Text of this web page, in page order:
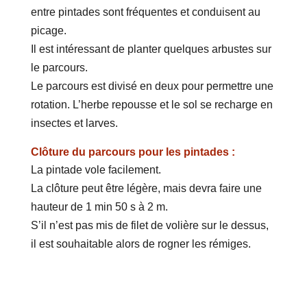
entre pintades sont fréquentes et conduisent au
picage.
Il est intéressant de planter quelques arbustes sur
le parcours.
Le parcours est divisé en deux pour permettre une
rotation. L’herbe repousse et le sol se recharge en
insectes et larves.
Clôture du parcours pour les pintades :
La pintade vole facilement.
La clôture peut être légère, mais devra faire une
hauteur de 1 min 50 s à 2 m.
S’il n’est pas mis de filet de volière sur le dessus,
il est souhaitable alors de rogner les rémiges.